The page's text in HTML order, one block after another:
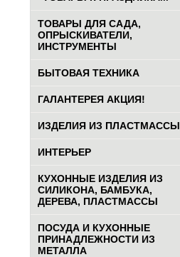
ТОВАРЫ ДЛЯ САДА,
ОПРЫСКИВАТЕЛИ,
ИНСТРУМЕНТЫ
БЫТОВАЯ ТЕХНИКА
ГАЛАНТЕРЕЯ АКЦИЯ!
ИЗДЕЛИЯ ИЗ ПЛАСТМАССЫ
ИНТЕРЬЕР
КУХОННЫЕ ИЗДЕЛИЯ ИЗ
СИЛИКОНА, БАМБУКА,
ДЕРЕВА, ПЛАСТМАССЫ
ПОСУДА И КУХОННЫЕ
ПРИНАДЛЕЖНОСТИ ИЗ
МЕТАЛЛА